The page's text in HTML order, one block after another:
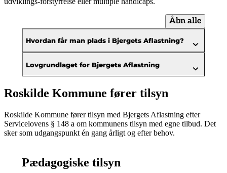
Åbn alle
Hvordan får man plads i Bjergets Aflastning?
Lovgrundlaget for Bjergets Aflastning
Roskilde Kommune fører tilsyn
Roskilde Kommune fører tilsyn med Bjergets Aflastning efter
Servicelovens § 148 a om kommunens tilsyn med egne tilbud. Det
sker som udgangspunkt én gang årligt og efter behov.
Pædagogiske tilsyn